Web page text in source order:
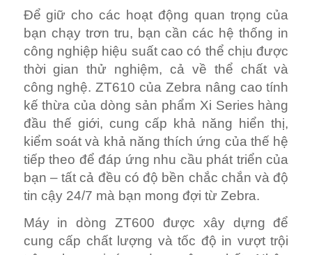
Để giữ cho các hoạt động quan trọng của
bạn chạy trơn tru, bạn cần các hệ thống in
công nghiệp hiệu suất cao có thể chịu được
thời gian thử nghiệm, cả về thể chất và
công nghệ. ZT610 của Zebra nâng cao tính
kế thừa của dòng sản phẩm Xi Series hàng
đầu thế giới, cung cấp khả năng hiển thị,
kiểm soát và khả năng thích ứng của thế hệ
tiếp theo để đáp ứng nhu cầu phát triển của
bạn – tất cả đều có độ bền chắc chắn và độ
tin cậy 24/7 mà bạn mong đợi từ Zebra.
Máy in dòng ZT600 được xây dựng để
cung cấp chất lượng và tốc độ in vượt trội